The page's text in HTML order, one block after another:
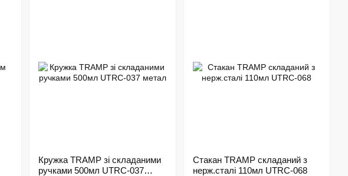
Кружка TRAMP зі складаними
ручками 500мл UTRC-037
Стакан TRAMP складаний з
нерж.сталі 110мл UTRC-068